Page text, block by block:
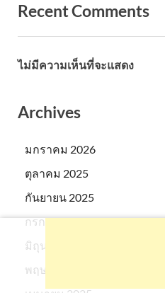
Recent Comments
ไม่มีความเห็นที่จะแสดง
Archives
มกราคม 2026
ตุลาคม 2025
กันยายน 2025
กรกฎาคม 2025
มิถุนายน 2025
พฤษภาคม 2025